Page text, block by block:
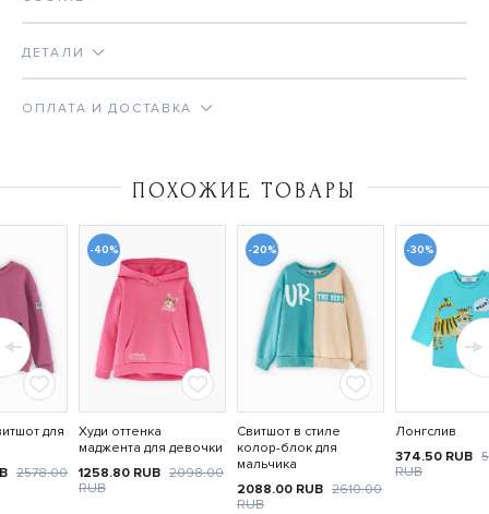
ДЕТАЛИ
ОПЛАТА И ДОСТАВКА
ПОХОЖИЕ ТОВАРЫ
для
2578.00
-40%
Худи оттенка
маджента для девочки
1258.80 RUB 2098.00
RUB
-20%
Свитшот в стиле
колор-блок для
мальчика
2088.00 RUB 2610.00
RUB
-30%
Лонгслив
374.50 RUB
RUB